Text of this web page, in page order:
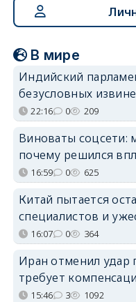
В мире
Индийский
безусловных
22:16 0 209
Виноваты соцсети:
почему решился
16:59 0 625
Китай пытается
специалистов и
16:07 0 364
Иран отменил удар
требует
15:46 3 1092